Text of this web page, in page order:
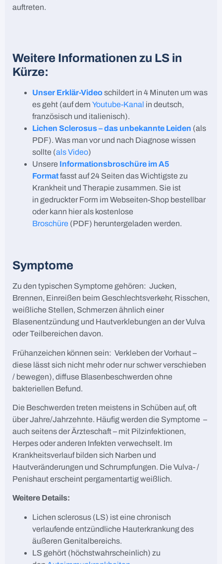
auftreten.
Weitere Informationen zu LS in
Kürze:
Unser Erklär-Videoschildert in 4 Minuten um was
es geht (auf dem Youtube-Kanal in deutsch,
französisch und italienisch).
Lichen Sclerosus – das unbekannte Leiden (als
PDF). Was man vor und nach Diagnose wissen
sollte (als Video)
Unsere Informationsbroschüre im A5
Formatfasst auf 24 Seiten das Wichtigste zu
Krankheit und Therapie zusammen. Sie ist
in gedruckter Form im Webseiten-Shop bestellbar
oder kann hier als kostenlose
Broschüre (PDF) heruntergeladen werden.
Symptome
Zu den typischen Symptome gehören: Jucken,
Brennen, Einreißen beim Geschlechtsverkehr, Risschen,
weißliche Stellen, Schmerzen ähnlich einer
Blasenentzündung und Hautverklebungen an der Vulva
oder Teilbereichen davon.
Frühanzeichen können sein: Verkleben der Vorhaut –
diese lässt sich nicht mehr oder nur schwer verschieben
/ bewegen), diffuse Blasenbeschwerden ohne
bakteriellen Befund.
Die Beschwerden treten meistens in Schüben auf, oft
über Jahre/Jahrzehnte. Häufig werden die Symptome –
auch seitens der Ärzteschaft – mit Pilzinfektionen,
Herpes oder anderen Infekten verwechselt. Im
Krankheitsverlauf bilden sich Narben und
Hautveränderungen und Schrumpfungen. Die Vulva- /
Penishaut erscheint pergamentartig weißlich.
Weitere Details:
Lichen sclerosus (LS) ist eine chronisch
verlaufende entzündliche Hauterkrankung des
äußeren Genitalbereichs.
LS gehört (höchstwahrscheinlich) zu